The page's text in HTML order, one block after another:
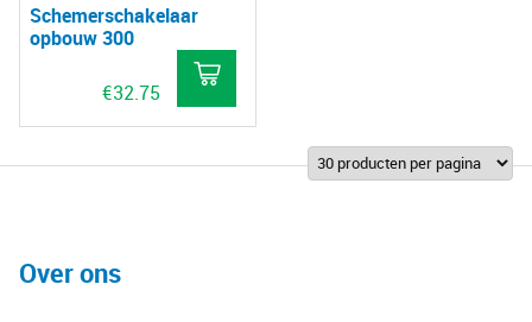
Schemerschakelaar
opbouw 300
€32.75
Over ons